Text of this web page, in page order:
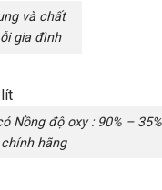
và chất
gia đình
Nồng độ oxy : 90% –
hãng